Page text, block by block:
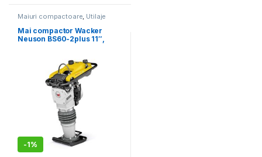
Maiuri compactoare Utilaje
pentru construcții
Mai compactor Wacker
Neuson BS60-2plus 11″,
-1%